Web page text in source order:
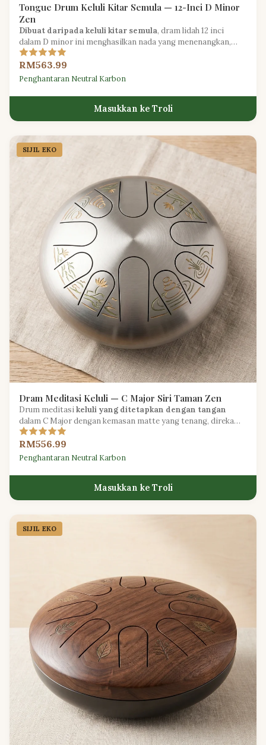
Tongue Drum Keluli Kitar Semula — 12-Inci D Minor
Zen
Dibuat daripada keluli kitar semula, dram lidah 12 inci
dalam D minor ini menghasilkan nada yang menenangkan,
sesuai untuk meditasi dan penyembuhan bunyi.
RM563.99
Penghantaran Neutral Karbon
Masukkan ke Troli
SIJIL EKO
Dram Meditasi Keluli — C Major Siri Taman Zen
Drum meditasikeluli yang ditetapkan dengan tangan
dalam C Major dengan kemasan matte yang tenang, direka
untuk amalan kesedaran yang mendalam.
RM556.99
Penghantaran Neutral Karbon
Masukkan ke Troli
SIJIL EKO